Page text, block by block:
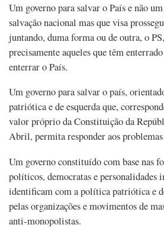
Um governo para salvar o País e não
salvação nacional mas que visa
juntando, duma forma ou de outra, o
precisamente aqueles que têm
enterrar o País.
Um governo para salvar o país,
patriótica e de esquerda que,
valor próprio da Constituição da
Abril, permita responder aos
Um governo constituído com base nas
políticos, democratas e personalidades
identificam com a política patriótica e
pelas organizações e movimentos de
anti-monopolistas.